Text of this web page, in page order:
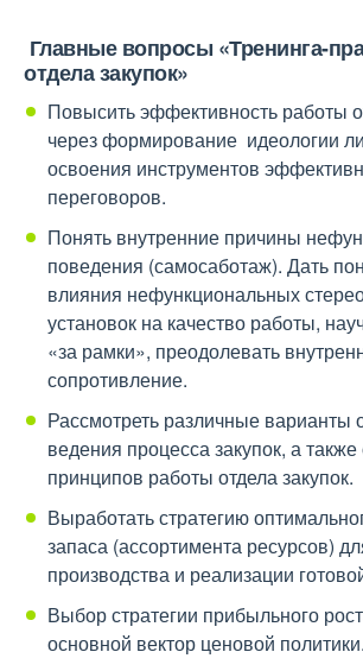
Главные вопросы«Тренинга-
отдела закупок»
Повысить эффективность работы
через формирование идеологии
освоения инструментов
переговоров.
Понять внутренние причины
поведения (самосаботаж). Дать
влияния нефункциональных
установок на качество работы,
«за рамки», преодолевать
сопротивление.
Рассмотреть различные варианты
ведения процесса закупок, а
принципов работы отдела закупок.
Выработать стратегию
запаса (ассортимента ресурсов)
производства и реализации
Выбор стратегии прибыльного
основной вектор ценовой политики.